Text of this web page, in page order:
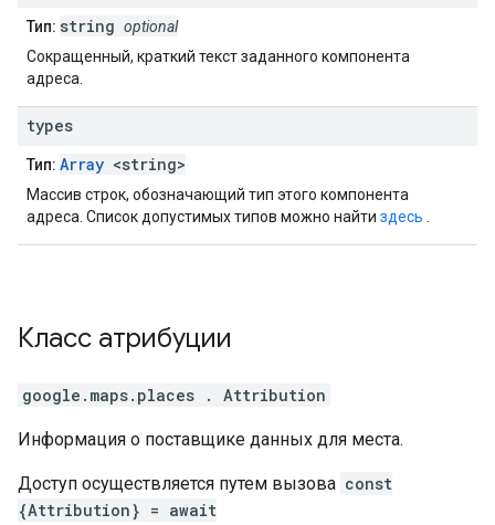
Тип: string optional
Сокращенный, краткий текст заданного компонента
адреса.
types
Тип: Array <string>
Массив строк, обозначающий тип этого компонента
адреса. Список допустимых типов можно найти здесь
Класс атрибуции
google.maps.places . Attribution
Информация о поставщике данных для места.
Доступ осуществляется путем вызова const
{Attribution} = await